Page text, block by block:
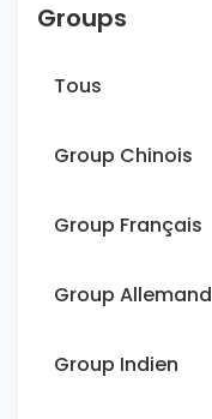
Groups
Tous
Group Chinois
Group Français
Group Allemand
Group Indien